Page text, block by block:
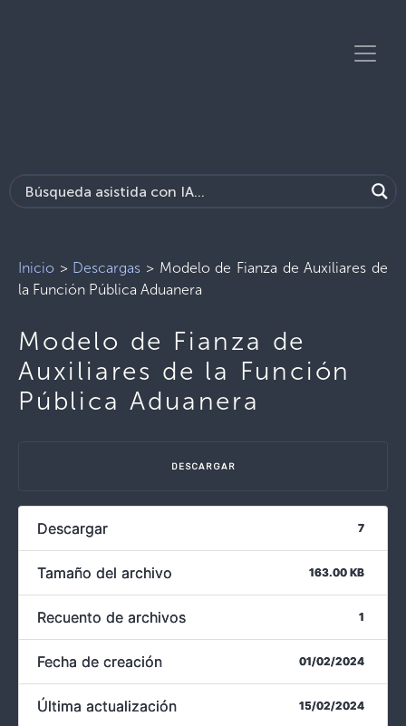
Inicio > Descargas > Modelo de Fianza de Auxiliares de
la Función Pública Aduanera
Modelo de Fianza de
Auxiliares de la Función
Pública Aduanera
DESCARGAR
Descargar 7
Tamaño del archivo 163.00 KB
Recuento de archivos 1
Fecha de creación 01/02/2024
Última actualización 15/02/2024